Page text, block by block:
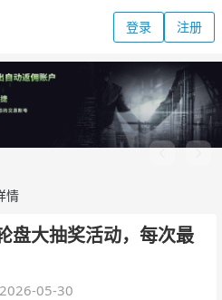
登录 注册
情
盘大抽奖活动，每次最
05-30